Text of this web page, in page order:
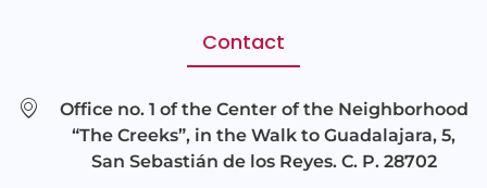
Contact
Office no. 1 of the Center of the Neighborhood
“The Creeks”, in the Walk to Guadalajara, 5,
San Sebastián de los Reyes. C. P. 28702